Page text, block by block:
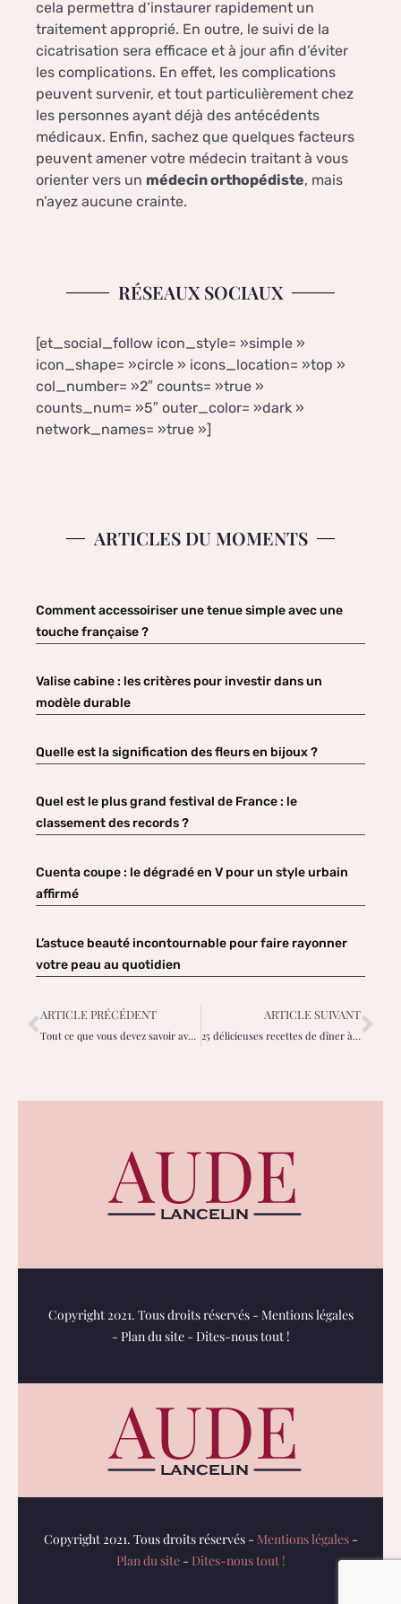
cela permettra d’instaurer rapidement un
traitement approprié. En outre, le suivi de la
cicatrisation sera efficace et à jour afin d’éviter
les complications. En effet, les complications
peuvent survenir, et tout particulièrement chez
les personnes ayant déjà des antécédents
médicaux. Enfin, sachez que quelques facteurs
peuvent amener votre médecin traitant à vous
orienter vers un médecin orthopédiste, mais
n’ayez aucune crainte.
RÉSEAUX SOCIAUX
[et_social_follow icon_style= »simple »
icon_shape= »circle » icons_location= »top »
col_number= »2″ counts= »true »
counts_num= »5″ outer_color= »dark »
network_names= »true »]
ARTICLES DU MOMENTS
Comment accessoiriser une tenue simple avec une
touche française ?
Valise cabine : les critères pour investir dans un
modèle durable
Quelle est la signification des fleurs en bijoux ?
Quel est le plus grand festival de France : le
classement des records ?
Cuenta coupe : le dégradé en V pour un style urbain
affirmé
L’astuce beauté incontournable pour faire rayonner
votre peau au quotidien
ARTICLE PRÉCÉDENT
Tout ce que vous devez savoir avant de vous faire un brow lift !
ARTICLE SUIVANT
25 délicieuses recettes de dîner à faible teneur en FODMAP : Ne restez pas bloqué en mangeant la même chose !
Copyright 2021. Tous droits réservés - Mentions légales
- Plan du site- Dites-nous tout !
Copyright 2021. Tous droits réservés - Mentions légales-
Plan du site- Dites-nous tout !